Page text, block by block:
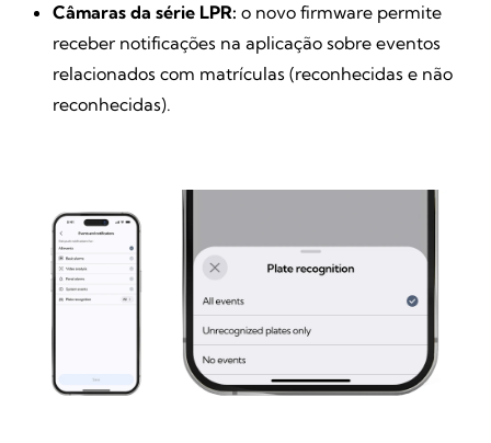
Câmaras da série LPR: o novo firmware permite
receber notificações na aplicação sobre eventos
relacionados com matrículas (reconhecidas e não
reconhecidas).